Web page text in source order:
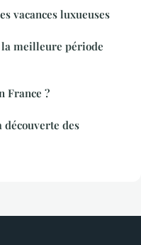
vacances luxueuses
meilleure période
France ?
découverte des